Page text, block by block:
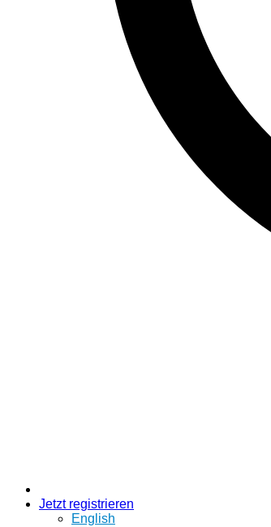
Jetzt registrieren
English